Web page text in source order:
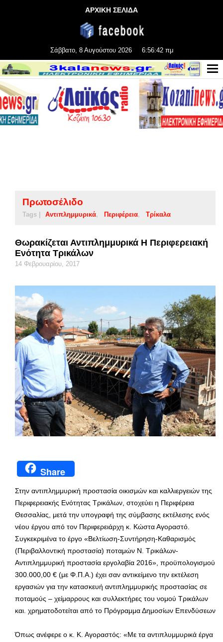
ΑΡΧΙΚΗ ΣΕΛΙΔΑ
Σάββατο, 8 Αυγούστου 2026 6:56:42 πμ
Πρωτοσέλιδο
Tags | Αντιπλημμυρικά Περιφέρεια Τρίκαλα
Θωρακίζεται Αντιπλημμυρικά Η Περιφερειακή
Ενότητα Τρικάλων
14 Φεβρουαρίου, 2017
Share
Στην αντιπλημμυρική προστασία οικισμών και καλλιεργειών της
Περιφερειακής Ενότητας Τρικάλων, στοχεύει η Περιφέρεια
Θεσσαλίας, μετά την υπογραφή της σύμβασης εκτέλεσης ενός
νέου έργου από τον Περιφερειάρχη κ. Κώστα Αγοραστό.
Συγκεκριμένα το έργο «Βελτίωση-Συντήρηση-Καθαρισμός
(Περιβαλλοντική προστασία) ποταμών Ν. Τρικάλων-
Αντιπλημμυρική προστασία εργολαβία 2016», προϋπολογισμού
300.000,00 € (με Φ.Π.Α.) έχει σαν αντικείμενο την εκτέλεση
εργασιών για την κατασκευή αντιπλημμυρικής προστασίας σε
ποταμούς – χείμαρρους και συλλεκτήρες του νομού Τρικάλων
και. χρηματοδοτείται από το Πρόγραμμα Δημοσίων Επενδύσεων
Όπως ανέφερε ο κ. Κ. Αγοραστός: «Με τα αντιπλυμμυρικά έργα